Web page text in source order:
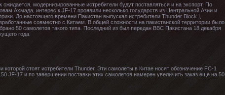
ожидается, модернизированные истребители будут поставляться и на экспорт. По
Ахмада, интерес к JF-17 проявили несколько государств из Центральной Азии и
До настоящего времени Пакистан выпускал истребители Thunder Block I,
совместно с Китаем. В общей сложности на пакистанской территории было
50 самолетов такого типа. Последний из был передан ВВС Пакистана 18 декабря
года.
стоят истребители Thunder. Эти самолеты в Китае носят обозначение FC-1
JF-17 и по завершении поставки этих самолетов намерен увеличить заказ еще на 50